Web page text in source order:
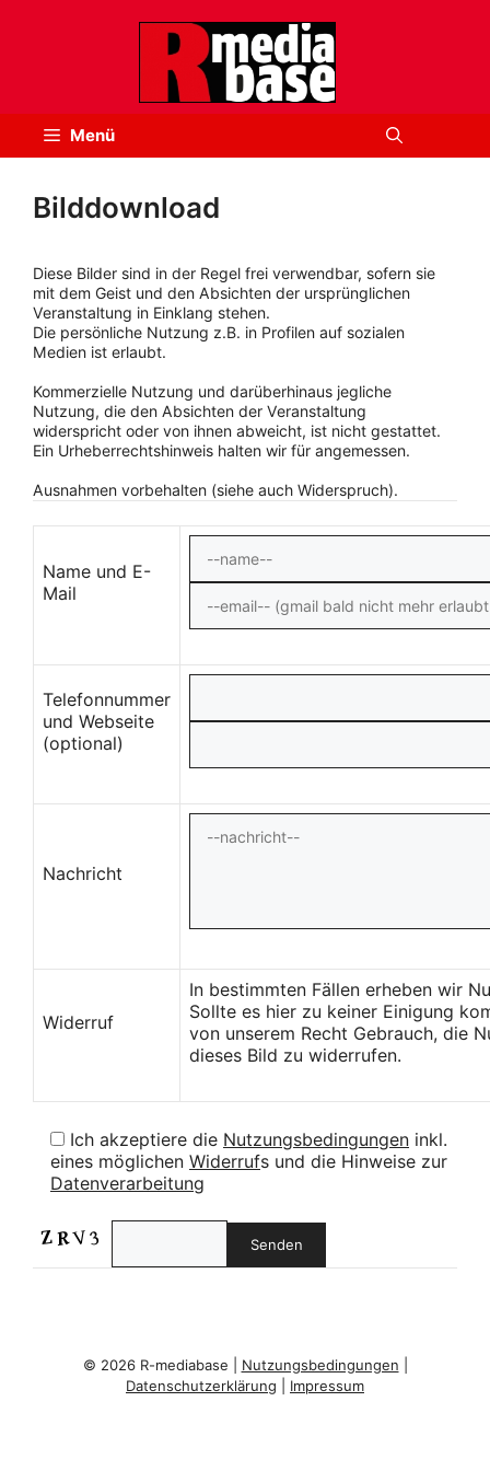
Menü
Bilddownload
Diese Bilder sind in der Regel frei verwendbar, sofern sie
mit dem Geist und den Absichten der ursprünglichen
Veranstaltung in Einklang stehen.
Die persönliche Nutzung z.B. in Profilen auf sozialen
Medien ist erlaubt.
Kommerzielle Nutzung und darüberhinaus jegliche
Nutzung, die den Absichten der Veranstaltung
widerspricht oder von ihnen abweicht, ist nicht gestattet.
Ein Urheberrechtshinweis halten wir für angemessen.
Ausnahmen vorbehalten (siehe auch Widerspruch).
Name und E-
Mail
Telefonnummer
und Webseite
(optional)
Nachricht
Widerruf
In bestimmten Fällen erheben wir
Sollte es hier zu keiner Einigung
von unserem Recht Gebrauch, die
dieses Bild zu widerrufen.
Ich akzeptiere die Nutzungsbedingungen inkl.
eines möglichen Widerrufs und die Hinweise zur
Datenverarbeitung
© 2026 R-mediabase | Nutzungsbedingungen
Datenschutzerklärung
Impressum